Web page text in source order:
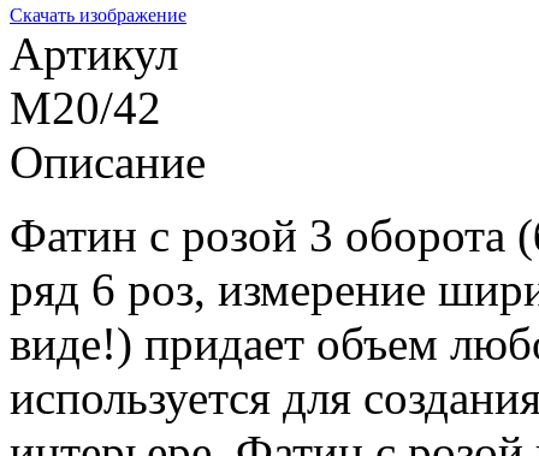
Скачать изображение
Артикул
M20/42
Описание
Фатин с розой 3 оборота (
ряд 6 роз, измерение
виде!) придает объем
используется для